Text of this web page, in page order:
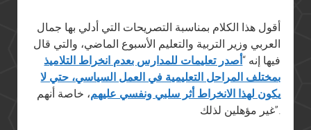
أقول هذا الكلام بمناسبة التصريحات التي أدلي بها جمال
العربي وزير التربية والتعليم الأسبوع الماضي، والتي قال
فيها إنه “أصدر تعليمات للمدارس بعدم انخراط التلاميذ
بمختلف المراحل التعليمية في العمل السياسي، حتي لا
يكون لهذا الانخراط أثر سلبي ونفسي عليهم، خاصة أنهم
غير مؤهلين لذلك”.